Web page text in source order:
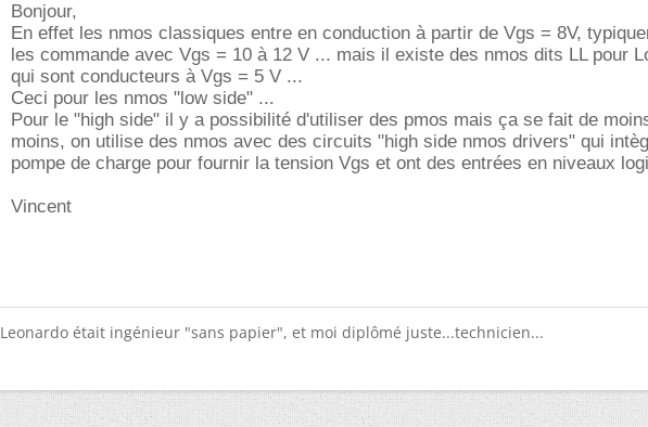
Bonjour,
En effet les nmos classiques entre en conduction à partir de Vgs = 8V,
les commande avec Vgs = 10 à 12 V ... mais il existe des nmos dits LL pour
qui sont conducteurs à Vgs = 5 V ...
Ceci pour les nmos "low side" ...
Pour le "high side" il y a possibilité d'utiliser des pmos mais ça se fait de
moins, on utilise des nmos avec des circuits "high side nmos drivers" qui
pompe de charge pour fournir la tension Vgs et ont des entrées en niveaux
Vincent
Leonardo était ingénieur "sans papier", et moi diplômé juste...technicien...